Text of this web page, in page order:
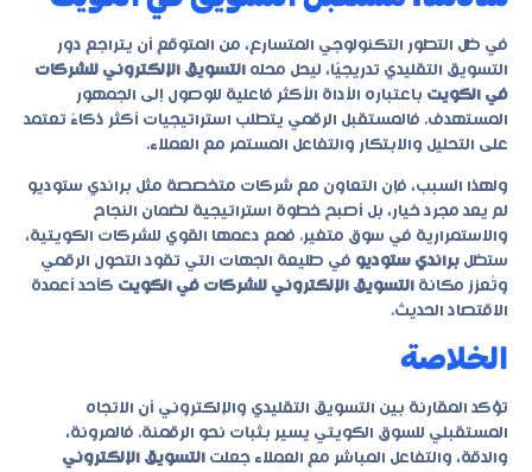
في ظل التطور التكنولوجي المتسارع، من المتوقع أن يتراجع دور
التسويق التقليدي تدريجيًا، ليحل محله التسويق الإلكتروني للشركات
في الكويت باعتباره الأداة الأكثر فاعلية للوصول إلى الجمهور
المستهدف. فالمستقبل الرقمي يتطلب استراتيجيات أكثر ذكاءً تعتمد
على التحليل والابتكار والتفاعل المستمر مع العملاء.
ولهذا السبب، فإن التعاون مع شركات متخصصة مثل براندي ستوديو
لم يعد مجرد خيار، بل أصبح خطوة استراتيجية لضمان النجاح
والاستمرارية في سوق متغير. فمع دعمها القوي للشركات الكويتية،
ستظل براندي ستوديو في طليعة الجهات التي تقود التحول الرقمي
وتُعزز مكانة التسويق الإلكتروني للشركات في الكويت كأحد أعمدة
الاقتصاد الحديث.
الخلاصة
تؤكد المقارنة بين التسويق التقليدي والإلكتروني أن الاتجاه
المستقبلي للسوق الكويتي يسير بثبات نحو الرقمنة. فالمرونة،
والدقة، والتفاعل المباشر مع العملاء جعلت التسويق الإلكتروني